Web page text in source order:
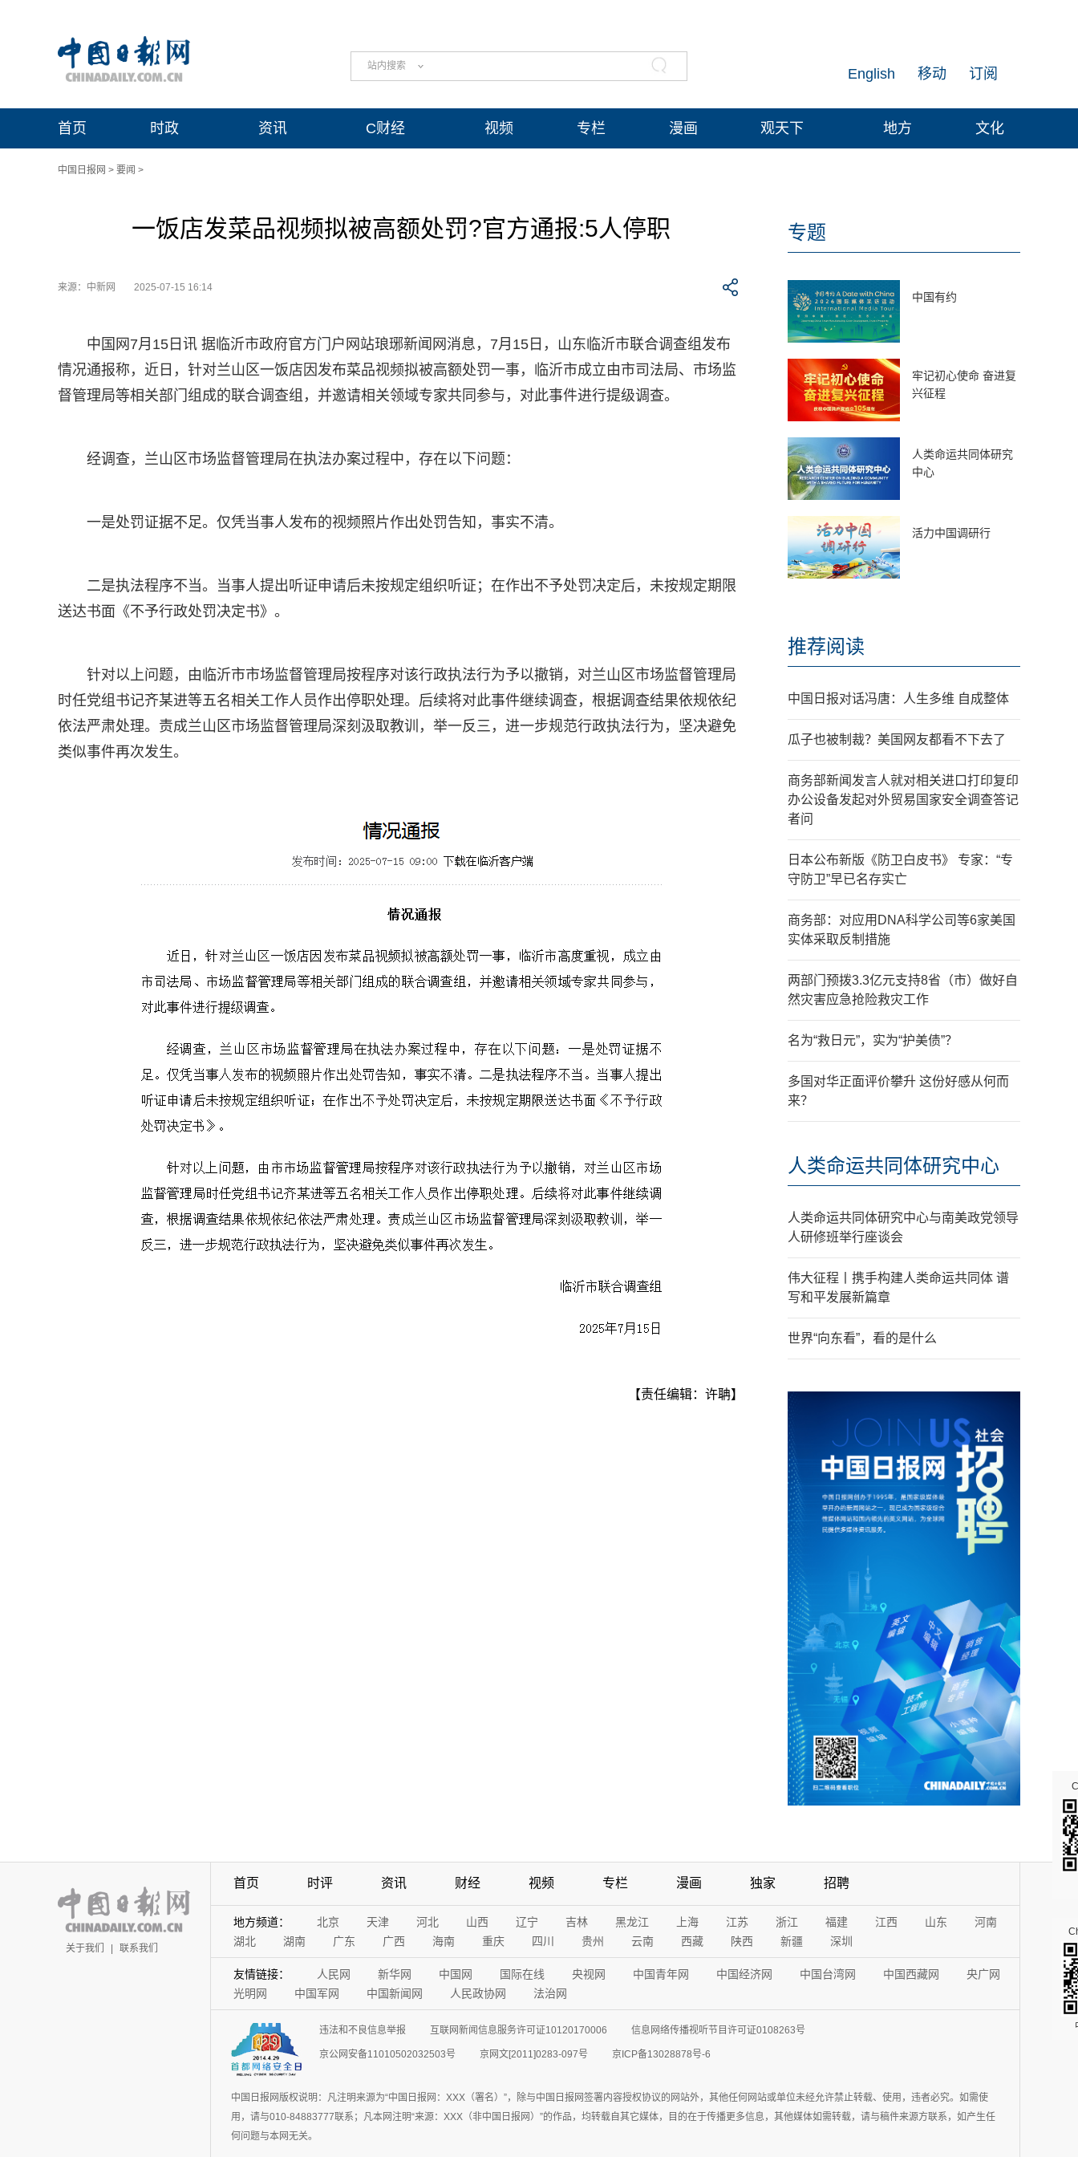
站内搜索 订阅
移动
English
首页 时政 资讯 C财经 视频 专栏 漫画 观天下 地方 文化
中国日报网 > 要闻 >
一饭店发菜品视频拟被高额处罚?官方通报:5人停职
来源：中新网 2025-07-15 16:14
中国网7月15日讯 据临沂市政府官方门户网站琅琊新闻网消息，7月15日，山东临沂市联合调查组发布
情况通报称，近日，针对兰山区一饭店因发布菜品视频拟被高额处罚一事，临沂市成立由市司法局、市场监
督管理局等相关部门组成的联合调查组，并邀请相关领域专家共同参与，对此事件进行提级调查。
经调查，兰山区市场监督管理局在执法办案过程中，存在以下问题：
一是处罚证据不足。仅凭当事人发布的视频照片作出处罚告知，事实不清。
二是执法程序不当。当事人提出听证申请后未按规定组织听证；在作出不予处罚决定后，未按规定期限
送达书面《不予行政处罚决定书》。
针对以上问题，由临沂市市场监督管理局按程序对该行政执法行为予以撤销，对兰山区市场监督管理局
时任党组书记齐某进等五名相关工作人员作出停职处理。后续将对此事件继续调查，根据调查结果依规依纪
依法严肃处理。责成兰山区市场监督管理局深刻汲取教训，举一反三，进一步规范行政执法行为，坚决避免
类似事件再次发生。
【责任编辑：许聃】
专题
中国有约
牢记初心使命 奋进复
兴征程
人类命运共同体研究
中心
活力中国调研行
推荐阅读
中国日报对话冯唐：人生多维 自成整体
瓜子也被制裁？美国网友都看不下去了
商务部新闻发言人就对相关进口打印复印
办公设备发起对外贸易国家安全调查答记
者问
日本公布新版《防卫白皮书》 专家：“专
守防卫”早已名存实亡
商务部：对应用DNA科学公司等6家美国
实体采取反制措施
两部门预拨3.3亿元支持8省（市）做好自
然灾害应急抢险救灾工作
名为“救日元”，实为“护美债”？
多国对华正面评价攀升 这份好感从何而
来？
人类命运共同体研究中心
人类命运共同体研究中心与南美政党领导
人研修班举行座谈会
伟大征程丨携手构建人类命运共同体 谱
写和平发展新篇章
世界“向东看”，看的是什么
关于我们 | 联系我们
首页 时评 资讯 财经 视频 专栏 漫画 独家 招聘
地方频道： 北京 天津 河北 山西 辽宁 吉林 黑龙江 上海 江苏 浙江 福建 江西 山东
河南
湖北
湖南 广东 广西 海南 重庆 四川 贵州 云南 西藏 陕西 新疆 深圳
友情链接： 人民网 新华网 中国网 国际在线 央视网 中国青年网 中国经济网 中国台湾网 中国西藏网
央广网
光明网
中国军网 中国新闻网 人民政协网 法治网
违法和不良信息举报 互联网新闻信息服务许可证10120170006 信息网络传播视听节目许可证0108263号
京公网安备11010502032503号 京网文[2011]0283-097号 京ICP备13028878号-6
中国日报网版权说明：凡注明来源为“中国日报网：XXX（署名）”，除与中国日报网签署内容授权协议的网站外，其他任何网站或单位未经允许禁止转载、使用，违者必究。如需使
用，请与010-84883777联系；凡本网注明“来源：XXX（非中国日报网）”的作品，均转载自其它媒体，目的在于传播更多信息，其他媒体如需转载，请与稿件来源方联系，如产生任
何问题与本网无关。